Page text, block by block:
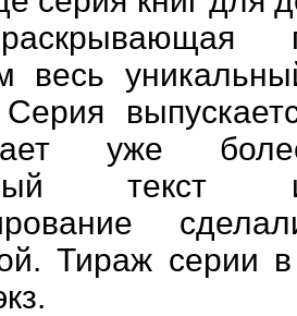
весь
Серия
уже
текст
Тираж серии